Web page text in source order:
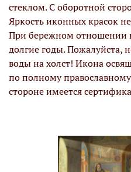
стеклом. С оборотной
Яркость иконных красок
При бережном отношении
долгие годы. Пожалуйста,
воды на холст! Икона
по полному
стороне имеется